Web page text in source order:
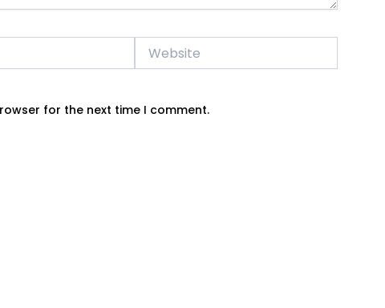
Website
for the next time I comment.